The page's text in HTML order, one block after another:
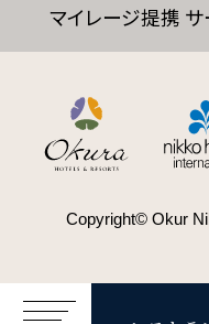
Recruit
Contact
オン
マイレージ提携 サ
Copyright© Okur